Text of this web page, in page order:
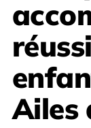
Ailes